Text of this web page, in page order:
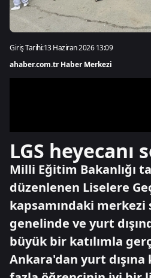
Giriş Tarihi:13 Haziran 2026 13:09
ahaber.com.tr Haber Merkezi
LGS heyecanı
Milli Eğitim Bakanlığı
düzenlenen Liselere
kapsamındaki merkezi
genelinde ve yurt
büyük bir katılımla
Ankara'dan yurt